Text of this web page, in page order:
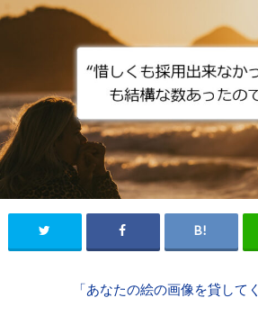
「あなたの絵の画像を貸して